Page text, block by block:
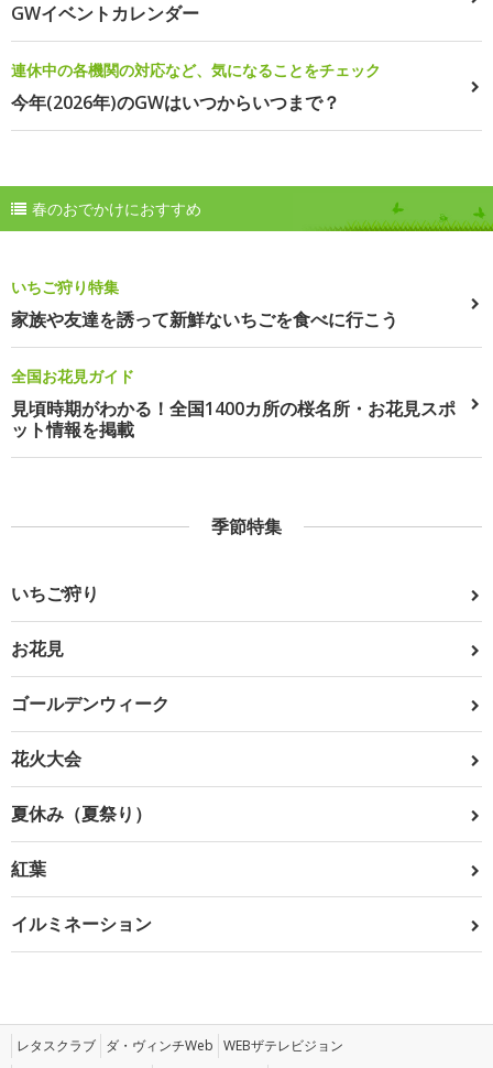
GWイベントカレンダー
連休中の各機関の対応など、気になることをチェック
今年(2026年)のGWはいつからいつまで？
春のおでかけにおすすめ
いちご狩り特集
家族や友達を誘って新鮮ないちごを食べに行こう
全国お花見ガイド
見頃時期がわかる！全国1400カ所の桜名所・お花見スポ
ット情報を掲載
季節特集
いちご狩り
お花見
ゴールデンウィーク
花火大会
夏休み（夏祭り）
紅葉
イルミネーション
レタスクラブ ダ・ヴィンチWeb WEBザテレビジョン